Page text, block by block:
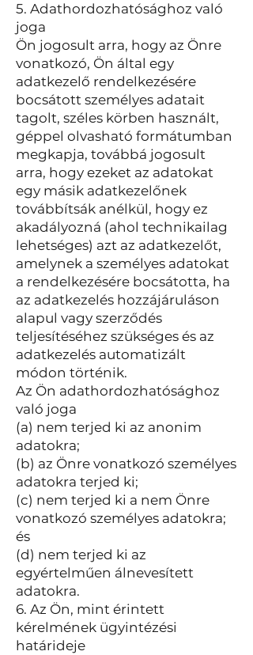
5. Adathordozhatósághoz való
joga
Ön jogosult arra, hogy az Önre
vonatkozó, Ön által egy
adatkezelő rendelkezésére
bocsátott személyes adatait
tagolt, széles körben használt,
géppel olvasható formátumban
megkapja, továbbá jogosult
arra, hogy ezeket az adatokat
egy másik adatkezelőnek
továbbítsák anélkül, hogy ez
akadályozná (ahol technikailag
lehetséges) azt az adatkezelőt,
amelynek a személyes adatokat
a rendelkezésére bocsátotta, ha
az adatkezelés hozzájáruláson
alapul vagy szerződés
teljesítéséhez szükséges és az
adatkezelés automatizált
módon történik.
Az Ön adathordozhatósághoz
való joga
(a) nem terjed ki az anonim
adatokra;
(b) az Önre vonatkozó személyes
adatokra terjed ki;
(c) nem terjed ki a nem Önre
vonatkozó személyes adatokra;
és
(d) nem terjed ki az
egyértelműen álnevesített
adatokra.
6. Az Ön, mint érintett
kérelmének ügyintézési
határideje